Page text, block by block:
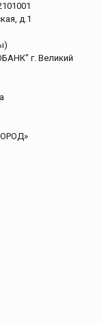
д.1
г. Великий